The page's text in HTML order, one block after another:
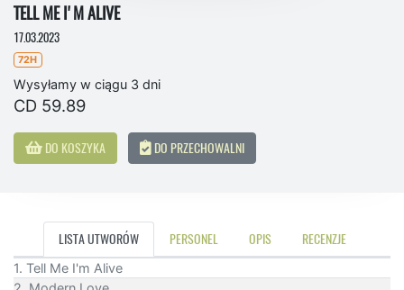
TELL ME I'M ALIVE
17.03.2023
72H
Wysyłamy w ciągu 3 dni
CD 59.89
DO KOSZYKA DO PRZECHOWALNI
LISTA UTWORÓW PERSONEL OPIS RECENZJE
1. Tell Me I'm Alive